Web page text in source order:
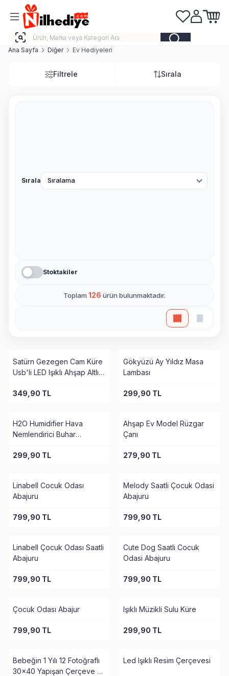
Favorilerim
Hesabım
Ana Sayfa Diğer Ev Hediyeleri
Filtrele Sırala
Sırala
Stoktakiler
Toplam 126 ürün bulunmaktadır.
YENI
Satürn Gezegen Cam Küre
Usb'li LED Işıklı Ahşap Altlıklı
349,90 TL
Gökyüzü Ay Yıldız Masa
Lambası
299,90 TL
H2O Humidifier Hava
Nemlendirici Buhar
299,90 TL
Ahşap Ev Model Rüzgar
Çanı
279,90 TL
Linabell Cocuk Odası
Abajuru
799,90 TL
Melody Saatli Çocuk Odasi
Abajuru
799,90 TL
Linabell Çocuk Odası Saatli
Abajuru
799,90 TL
Cute Dog Saatli Cocuk
Odasi Abajuru
799,90 TL
Çocuk Odası Abajur
799,90 TL
Işıklı Müzikli Sulu Küre
299,90 TL
Bebeğin 1 Yılı 12 Fotoğraflı
30x40 Yapışan Çerçeve 2
Led Işıklı Resim Çerçevesi